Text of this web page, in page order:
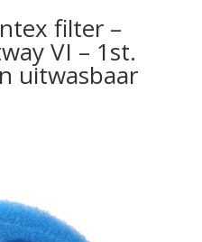
filter –
VI – 1st.
uitwasbaar